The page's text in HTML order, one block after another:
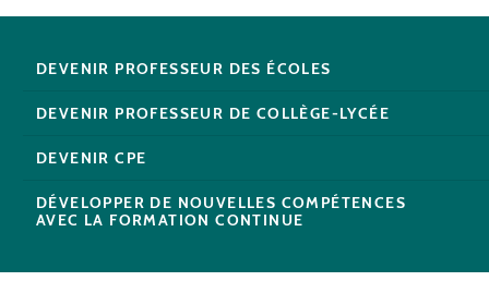
DEVENIR PROFESSEUR DES ÉCOLES
DEVENIR PROFESSEUR DE COLLÈGE-LYCÉE
DEVENIR CPE
DÉVELOPPER DE NOUVELLES COMPÉTENCES
AVEC LA FORMATION CONTINUE